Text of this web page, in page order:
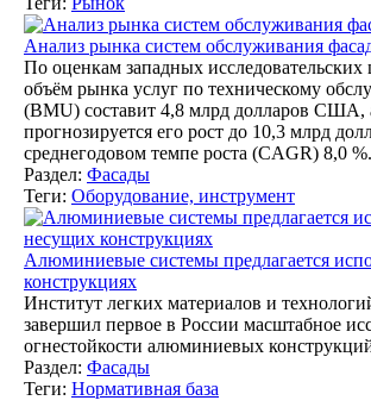
Анализ рынка систем обслуживания
По оценкам западных исследовательских
объём рынка услуг по техническому
(BMU) составит 4,8 млрд долларов США,
прогнозируется его рост до 10,3 млрд
среднегодовом темпе роста (CAGR) 8,0 %.
Раздел: Фасады
Теги: Оборудование, инструмент
Алюминиевые системы предлагается
конструкциях
Институт легких материалов и
завершил первое в России масштабное
огнестойкости алюминиевых
Раздел: Фасады
Теги: Нормативная база